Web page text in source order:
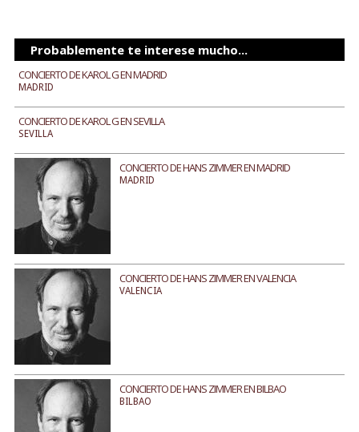
Probablemente te interese mucho...
CONCIERTO DE KAROL G EN MADRID
MADRID
CONCIERTO DE KAROL G EN SEVILLA
SEVILLA
CONCIERTO DE HANS ZIMMER EN MADRID
MADRID
CONCIERTO DE HANS ZIMMER EN VALENCIA
VALENCIA
CONCIERTO DE HANS ZIMMER EN BILBAO
BILBAO